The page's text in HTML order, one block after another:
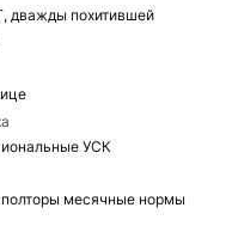
дважды похитившей
УСК
месячные нормы